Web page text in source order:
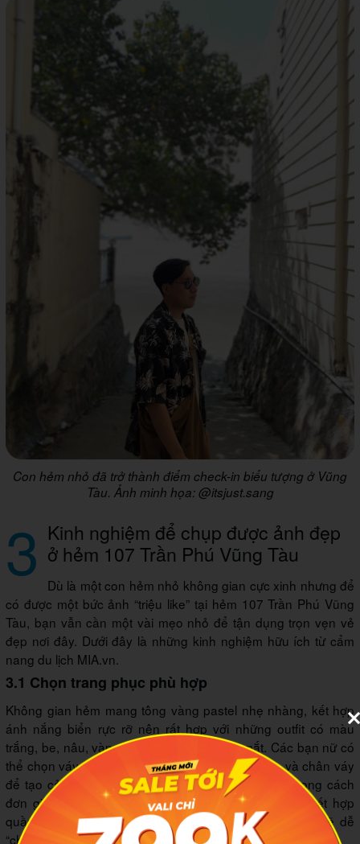
Con hẻm nhỏ đã trở thành điểm check-in biểu tượng ở Vũng
Tàu. Ảnh minh họa: @itsjust.sang
3 Kinh nghiệm để chụp được ảnh đẹp
ở hẻm 107 Trần Phú Vũng Tàu
Dù là một con hẻm nhỏ không gian cực xinh nhưng để
có được một bức ảnh “triệu like” tại hẻm 107 Trần Phú Vũng
Tàu, bạn vẫn cần một vài mẹo nhỏ để tận dụng trọn vẹn vẻ
đẹp nơi đây. Dưới đây là những kinh nghiệm hữu ích từ cẩm
nang du lịch MIA.vn.
3.1 Chọn trang phục phù hợp
Không gian hẻm mang tông vàng pastel nhẹ nhàng, kết hợp
ánh nắng biển rực rỡ nên rất hợp với những outfit có màu
trắng, be, nâu, vàng nhạt hoặc pastel dịu mắt. Các bạn nữ có
thể chọn váy maxi, đầm vintage hoặc áo croptop và chân váy
để tạo cảm giác bay bổng. Nam giới thì hợp với phong cách
đơn giản như áo thun trắng, sơ mi linen sáng màu kết hợp
quần short. Bạn nên tránh trang phục quá sặc sỡ vì sẽ dễ
“chọi” với background.